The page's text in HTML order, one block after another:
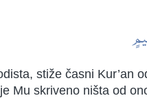
stiže časni Kur’an
Mu skriveno ništa od